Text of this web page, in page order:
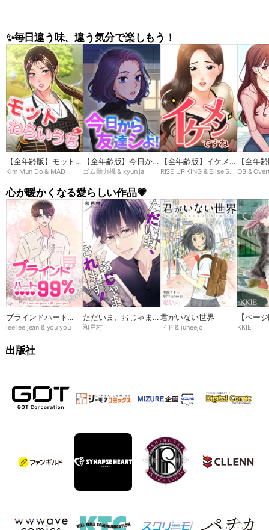
✨毎日違う味、違う気分で楽しもう！
【全年齢版】モットね
らいうち➸♡
Kim Mun Do & MAD
【全年齢版】今日から
友達シよ！
ゴム動力機 & kyun ja
【全年齢版】イケメン
ですね
RISE UP KING & Elise Shin
【全年
ン
OB &
心が暖かくなる愛らしい作品💗
ブラインドハート
99％
lee lee jean & you you
ただいま、おじゃまさ
れます！
和戸村
君がいない世界
ドド & juheejo
【ペー
夜
KKIE
出版社